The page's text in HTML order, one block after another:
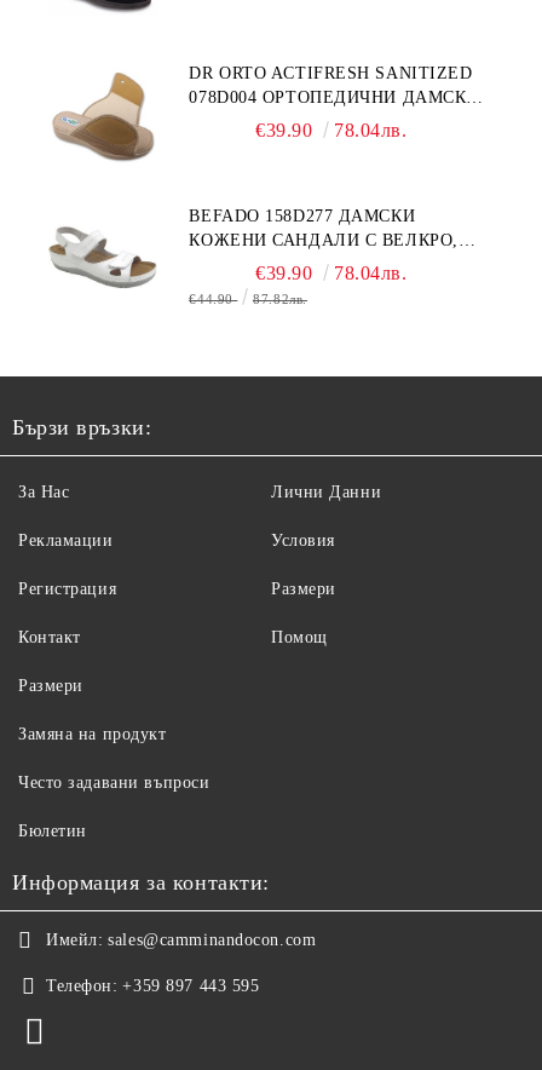
DR ORTO ACTIFRESH SANITIZED
078D004 ОРТОПЕДИЧНИ ДАМСКИ
ЧЕХЛИ ЗА МНОГО ОТЕКЪЛ КРАК,
€39.90 78.04лв.
BEFADO 158D277 ДАМСКИ
КОЖЕНИ САНДАЛИ С ВЕЛКРО,
€39.90 78.04лв.
€44.90 87.82лв.
Бързи връзки:
За Нас
Рекламации
Регистрация
Контакт
Лични Данни
Условия
Размери
Помощ
Размери
Замяна на продукт
Често задавани въпроси
Бюлетин
Информация за контакти:
Имейл: sales@camminandocon.com
Телефон: +359 897 443 595